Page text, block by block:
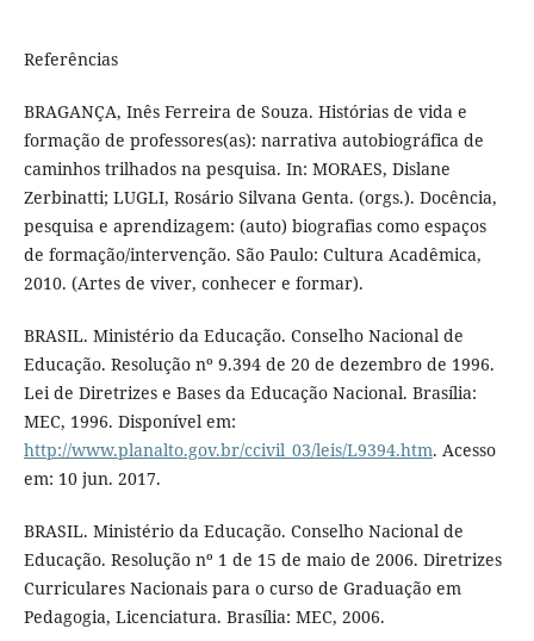
Referências
BRAGANÇA, Inês Ferreira de Souza. Histórias de vida e
formação de professores(as): narrativa autobiográfica de
caminhos trilhados na pesquisa. In: MORAES, Dislane
Zerbinatti; LUGLI, Rosário Silvana Genta. (orgs.). Docência,
pesquisa e aprendizagem: (auto) biografias como espaços
de formação/intervenção. São Paulo: Cultura Acadêmica,
2010. (Artes de viver, conhecer e formar).
BRASIL. Ministério da Educação. Conselho Nacional de
Educação. Resolução nº 9.394 de 20 de dezembro de 1996.
Lei de Diretrizes e Bases da Educação Nacional. Brasília:
MEC, 1996. Disponível em:
http://www.planalto.gov.br/ccivil_03/leis/L9394.htm. Acesso
em: 10 jun. 2017.
BRASIL. Ministério da Educação. Conselho Nacional de
Educação. Resolução nº 1 de 15 de maio de 2006. Diretrizes
Curriculares Nacionais para o curso de Graduação em
Pedagogia, Licenciatura. Brasília: MEC, 2006.